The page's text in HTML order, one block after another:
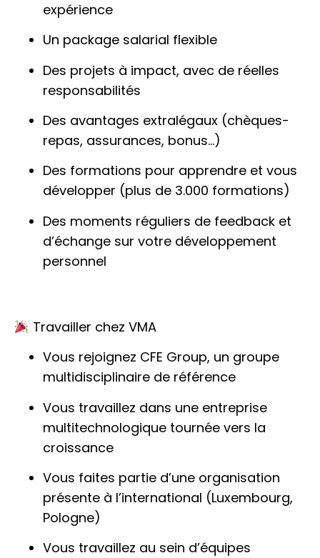
expérience
Un package salarial flexible
Des projets à impact, avec de réelles
responsabilités
Des avantages extralégaux (chèques-
repas, assurances, bonus…)
Des formations pour apprendre et vous
développer (plus de 3.000 formations)
Des moments réguliers de feedback et
d’échange sur votre développement
personnel
Travailler chez VMA
Vous rejoignez CFE Group, un groupe
multidisciplinaire de référence
Vous travaillez dans une entreprise
multitechnologique tournée vers la
croissance
Vous faites partie d’une organisation
présente à l’international (Luxembourg,
Pologne)
Vous travaillez au sein d’équipes